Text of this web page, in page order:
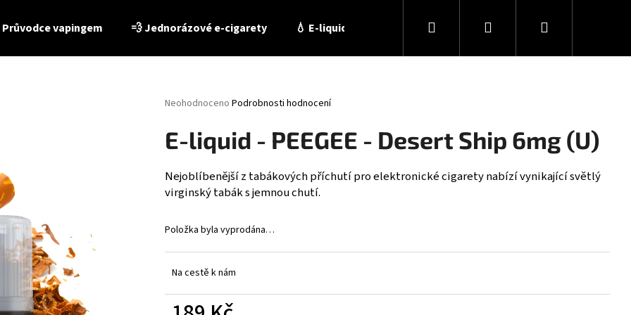
Průvodce vapingem 💨 Jednorázové e-cigarety 💧 E-liquidy 📝 Blog 📞 Kontakty
Hledat PřihlášeníNákupní
Průměrné
produktu
je
z
5
hvězdiček.
Neohodnoceno Podrobnosti hodnocení
E-liquid - PEEGEE - Desert Ship 6mg (U)
Nejoblíbenější z tabákových příchutí pro elektronické cigarety nabízí vynikající světlý
virginský tabák s jemnou chutí.
Položka byla vyprodána…
Na cestě k nám
HLEDAT
E-LIQUID - LIO LIQID - TOBACCO 10 ML / 16 MG
E-LIQUID - PEEGEE - DESERT SHIP 6MG (U)